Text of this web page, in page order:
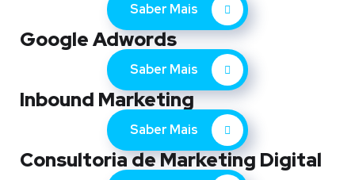
Saber Mais
Google Adwords
Saber Mais
Inbound Marketing
Saber Mais
Consultoria de Marketing Digital